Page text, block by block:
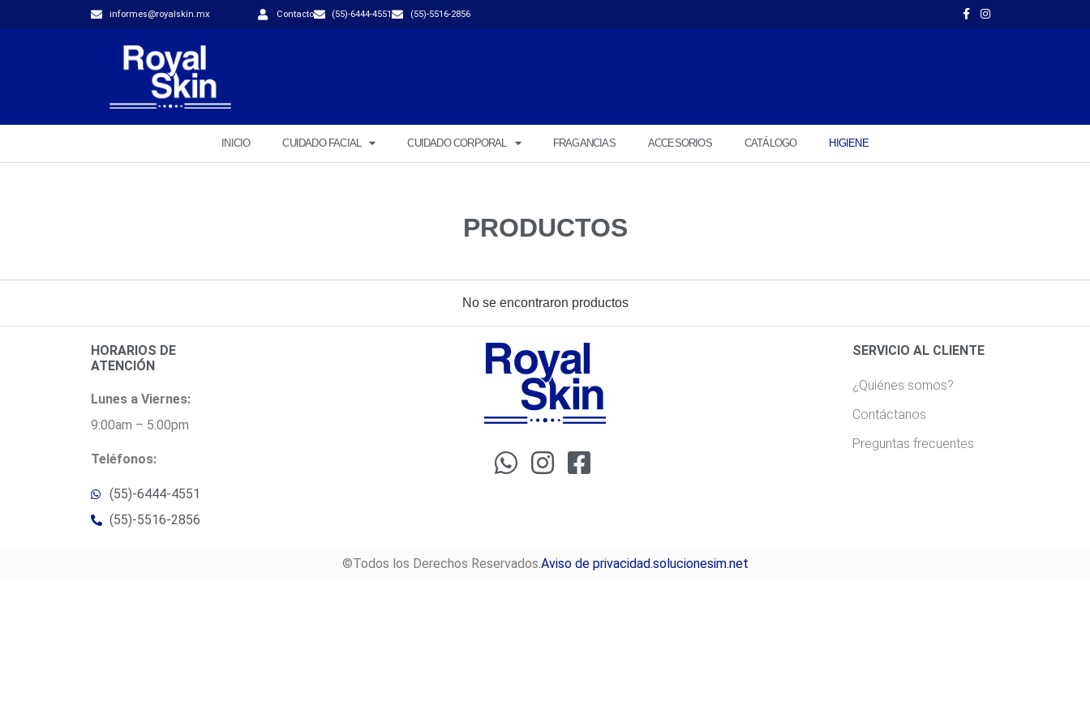
informes@royalskin.mx Contacto (55)-6444-4551 (55)-5516-2856
INICIO CUIDADO FACIAL CUIDADO CORPORAL FRAGANCIAS ACCESORIOS CATÁLOGO HIGIENE
PRODUCTOS
No se encontraron productos
HORARIOS DE
ATENCIÓN
Lunes a Viernes:
9:00am – 5:00pm
Teléfonos:
(55)-6444-4551
(55)-5516-2856
SERVICIO AL CLIENTE
¿Quiénes somos?
Contáctanos
Preguntas frecuentes
©Todos los Derechos Reservados. Aviso de privacidad.solucionesim.net